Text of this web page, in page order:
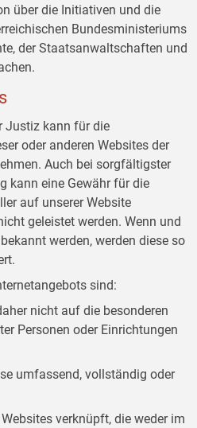
über die Initiativen und die
Bundesministeriums
der Staatsanwaltschaften und
Justiz kann für die
oder anderen Websites der
Auch bei sorgfältigster
kann eine Gewähr für die
auf unserer Website
geleistet werden. Wenn und
werden, werden diese so
sind:
nicht auf die besonderen
Personen oder Einrichtungen
umfassend, vollständig oder
verknüpft, die weder im